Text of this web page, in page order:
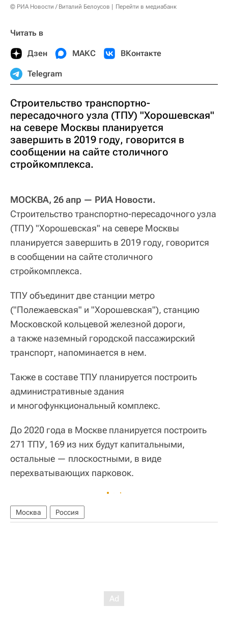
© РИА Новости / Виталий Белоусов Перейти в медиабанк
Читать в
Дзен МАКС ВКонтакте
Telegram
Строительство транспортно-
пересадочного узла (ТПУ) "Хорошевская"
на севере Москвы планируется
завершить в 2019 году, говорится в
сообщении на сайте столичного
стройкомплекса.
МОСКВА, 26 апр — РИА Новости.
Строительство транспортно-пересадочного узла
(ТПУ) "Хорошевская" на севере Москвы
планируется завершить в 2019 году, говорится
в сообщении на сайте столичного
стройкомплекса.
ТПУ объединит две станции метро
("Полежаевская" и "Хорошевская"), станцию
Московской кольцевой железной дороги,
а также наземный городской пассажирский
транспорт, напоминается в нем.
Также в составе ТПУ планируется построить
административные здания
и многофункциональный комплекс.
До 2020 года в Москве планируется построить
271 ТПУ, 169 из них будут капитальными,
остальные — плоскостными, в виде
перехватывающих парковок.
Москва Россия